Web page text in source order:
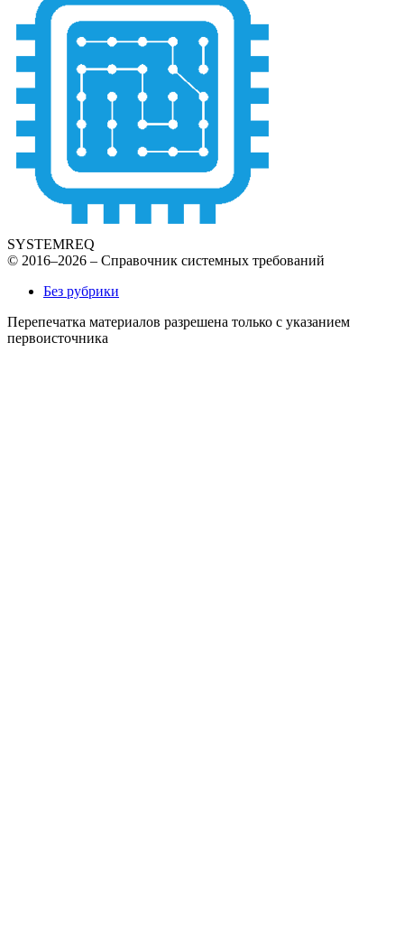
SYSTEMREQ
© 2016–2026 – Справочник системных требований
Без рубрики
Перепечатка материалов разрешена только с указанием
первоисточника